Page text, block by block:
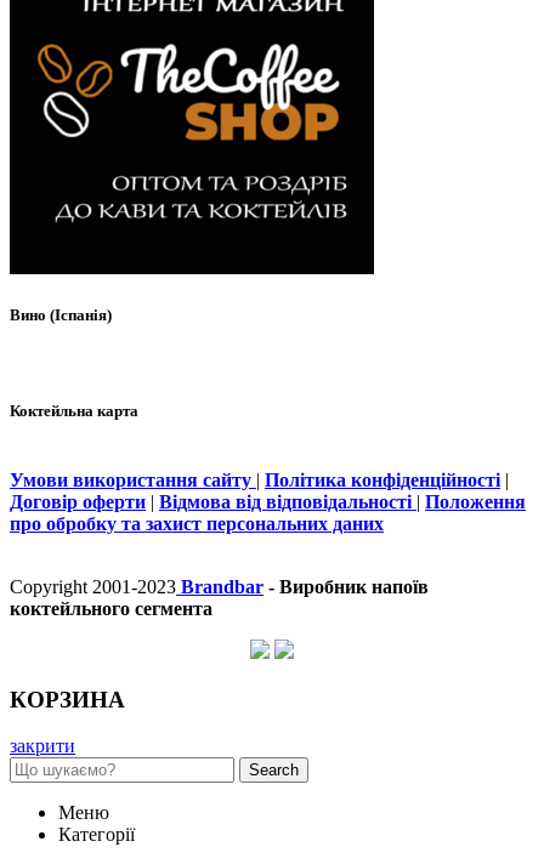
Вино (Іспанія)
Коктейльна карта
Умови використання сайту | Політика конфіденційності |
Договір оферти | Відмова від відповідальності | Положення
про обробку та захист персональних даних
Copyright 2001-2023 Brandbar - Виробник напоїв
коктейльного сегмента
КОРЗИНА
закрити
Search
Меню
Категорії